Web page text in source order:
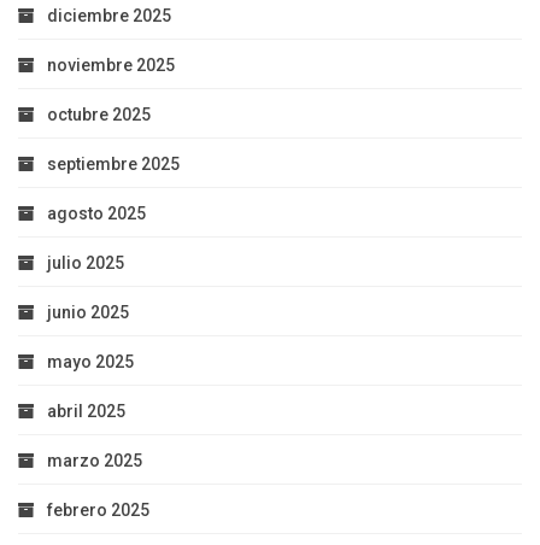
diciembre 2025
noviembre 2025
octubre 2025
septiembre 2025
agosto 2025
julio 2025
junio 2025
mayo 2025
abril 2025
marzo 2025
febrero 2025